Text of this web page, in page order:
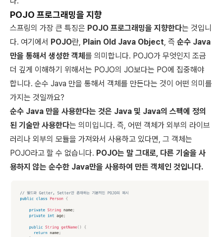
POJO 프로그래밍을 지향
스프링의 가장 큰 특징은 POJO 프로그래밍을 지향한다는 것입니
다. 여기에서 POJO란, Plain Old Java Object, 즉 순수 Java
만을 통해서 생성한 객체 를 의미합니다. POJO가 무엇인지 조금
더 깊게 이해하기 위해서는 POJO의 JO보다는 PO에 집중해야
합니다. 순수 Java 만을 통해서 객체를 만든다는 것이 어떤 의미를
가지는 것일까요?
순수 Java 만을 사용한다는 것은 Java 및 Java의 스펙에 정의
된 기술만 사용한다는 의미입니다. 즉, 어떤 객체가 외부의 라이브
러리나 외부의 모듈을 가져와서 사용하고 있다면, 그 객체는
POJO라고 할 수 없습니다. POJO는 말 그대로, 다른 기술을 사
용하지 않는 순수한 Java만을 사용하여 만든 객체인 것입니다.